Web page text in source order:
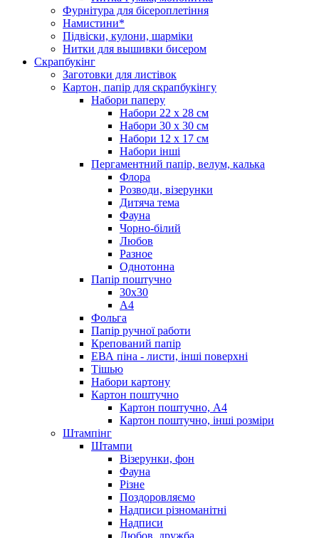
Фурнітура для бісероплетіння
Намистини*
Підвіски, кулони, шарміки
Нитки для вышивки бисером
Скрапбукінг
Заготовки для листівок
Картон, папір для скрапбукінгу
Набори паперу
Набори 22 х 28 см
Набори 30 х 30 см
Набори 12 х 17 см
Набори інші
Пергаментний папір, велум, калька
Флора
Розводи, візерунки
Дитяча тема
Фауна
Чорно-білий
Любов
Разное
Однотонна
Папір поштучно
30х30
А4
Фольга
Папір ручної работи
Крепований папір
ЕВА піна - листи, інші поверхні
Тішью
Набори картону
Картон поштучно
Картон поштучно, А4
Картон поштучно, інші розміри
Штампінг
Штампи
Візерунки, фон
Фауна
Різне
Поздоровляємо
Надписи різноманітні
Надписи
Любов, дружба